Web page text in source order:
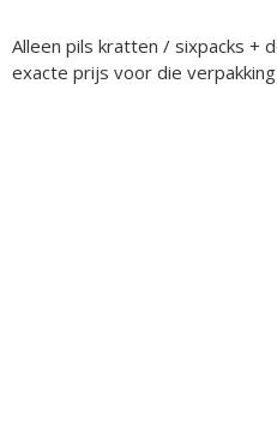
Alleen pils kratten / sixpacks +
exacte prijs voor die